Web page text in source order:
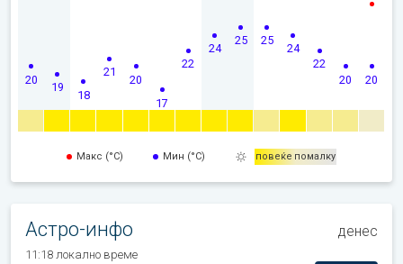
20
19
18
21
20
17
22
24
25 25
24
22
20 20
Макс (°C) Мин (°C) повеќе помалку
Астро-инфо денес
11:18 локално време